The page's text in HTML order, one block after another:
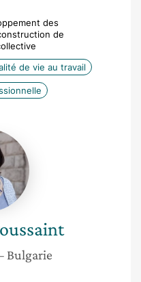
des
de
de vie au travail
Bulgarie